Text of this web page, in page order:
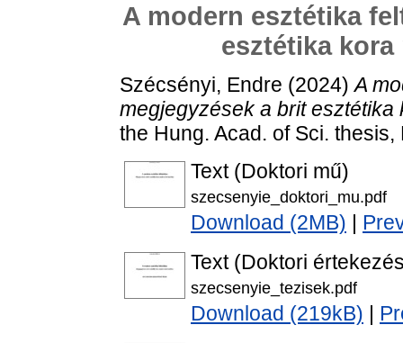
A modern esztétika
esztétika
Szécsényi, Endre (2024)A
megjegyzések a brit
the Hung. Acad. of Sci.
Text (Doktori mű)
szecsenyie_doktori_mu.pdf
Download (2MB)
Text (Doktori
szecsenyie_tezisek.pdf
Download (219kB)